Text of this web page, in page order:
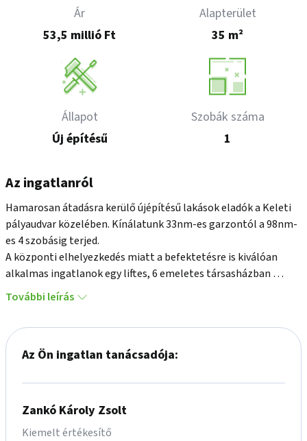
Ár
53,5 millió Ft
Alapterület
35 m²
Állapot
Új építésű
Szobák száma
1
Az ingatlanról
Hamarosan átadásra kerülő újépítésű lakások eladók a Keleti
pályaudvar közelében. Kínálatunk 33nm-es garzontól a 98nm-
es 4 szobásig terjed.
A központi elhelyezkedés miatt a befektetésre is kiválóan
alkalmas ingatlanok egy liftes, 6 emeletes társasházban
találhatóak.
kedvezményes hitel- és lízingkonstrukciókat, lakástakarék-
pénztári megoldásokat kínálunk.
További leírás
Az Ön ingatlan tanácsadója:
Zankó Károly Zsolt
Kiemelt értékesítő